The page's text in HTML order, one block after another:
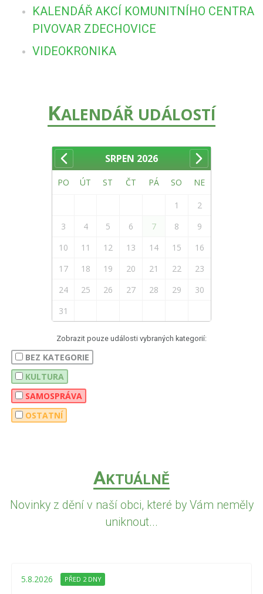
KALENDÁŘ AKCÍ KOMUNITNÍHO CENTRA
PIVOVAR ZDECHOVICE
VIDEOKRONIKA
KALENDÁŘ UDÁLOSTÍ
SRPEN 2026
PO ÚT ST ČT PÁ SO NE
1
2
3
4 5 6 7 8
9
10
11 12 13 14 15
16
17
18 19 20 21 22
23
24
25 26 27 28 29
30
31
Zobrazit pouze události vybraných kategorií:
BEZ KATEGORIE
KULTURA
SAMOSPRÁVA
OSTATNÍ
AKTUÁLNĚ
Novinky z dění v naší obci, které by Vám neměly
uniknout...
5.8.2026 PŘED 2 DNY